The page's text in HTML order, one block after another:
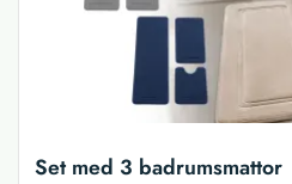
Set med 3 badrumsmattor